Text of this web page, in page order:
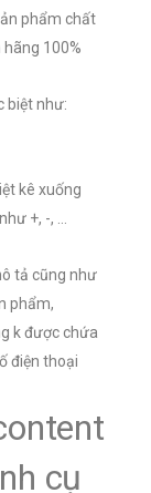
phẩm chất
hãng 100%
biệt như:
kê xuống
+, -, …
tả cũng như
phẩm,
k được chứa
điện thoại
cụ